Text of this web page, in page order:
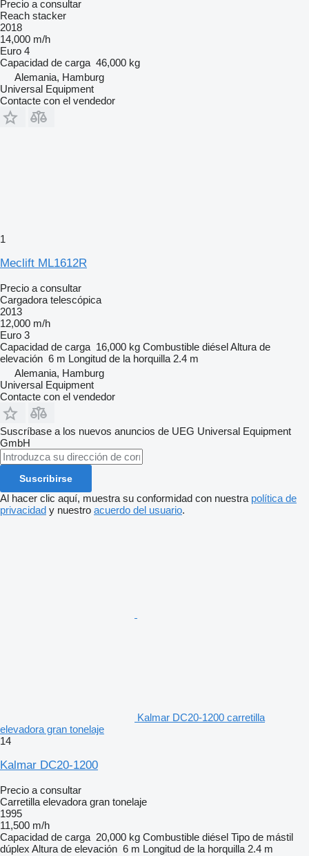
Precio a consultar
Reach stacker
2018
14,000 m/h
Euro 4
Capacidad de carga 46,000 kg
Alemania, Hamburg
Universal Equipment
Contacte con el vendedor
1
Meclift ML1612R
Precio a consultar
Cargadora telescópica
2013
12,000 m/h
Euro 3
Capacidad de carga 16,000 kg Combustible diéselAltura de
elevación 6 m Longitud de la horquilla 2.4 m
Alemania, Hamburg
Universal Equipment
Contacte con el vendedor
Suscríbase a los nuevos anuncios de UEG Universal Equipment
GmbH
Suscribirse
Al hacer clic aquí, muestra su conformidad con nuestra política de
privacidad y nuestro acuerdo del usuario.
Kalmar DC20-1200 carretilla
elevadora gran tonelaje
14
Kalmar DC20-1200
Precio a consultar
Carretilla elevadora gran tonelaje
1995
11,500 m/h
Capacidad de carga 20,000 kg Combustible diésel Tipo de mástil
dúplex Altura de elevación 6 m Longitud de la horquilla 2.4 m